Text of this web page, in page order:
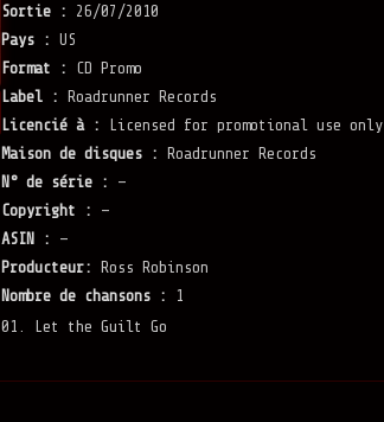
Sortie :
26/07/2010
Pays : US
Format :
CD Promo
Label : Roadrunner Records
Licencié à :
Licensed for promotional use only
Maison de disques : Roadrunner Records
N° de série :
—
Copyright :
—
ASIN :
—
Producteur: Ross Robinson
Nombre de chansons :
1
01. Let the Guilt Go